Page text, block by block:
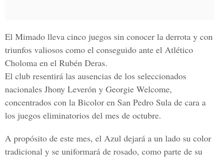
El Mimado lleva cinco juegos sin conocer la derrota y con
triunfos valiosos como el conseguido ante el Atlético
Choloma en el Rubén Deras.
El club resentirá las ausencias de los seleccionados
nacionales Jhony Leverón y Georgie Welcome,
concentrados con la Bicolor en San Pedro Sula de cara a
los juegos eliminatorios del mes de octubre.
A propósito de este mes, el Azul dejará a un lado su color
tradicional y se uniformará de rosado, como parte de su